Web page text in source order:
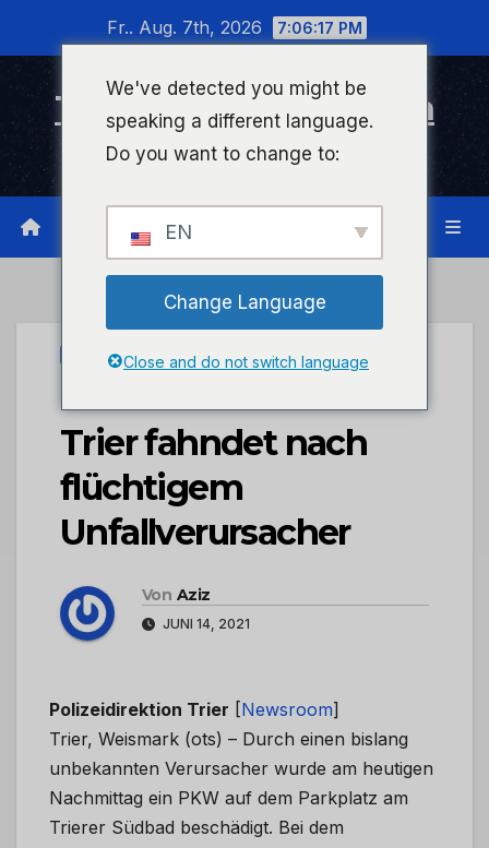
wechseln
Fr.. Aug. 7th, 2026 7:06:17 PM
Timeline Bad Kreuznach
Infonetzwerk für Bad Kreuznach
UNCATEGORIZED
POL-PDTR: Polizei
Trier fahndet nach
flüchtigem
Unfallverursacher
Von Aziz
JUNI 14, 2021
Polizeidirektion Trier [Newsroom]
Trier, Weismark (ots) – Durch einen bislang
unbekannten Verursacher wurde am heutigen
Nachmittag ein PKW auf dem Parkplatz am
Trierer Südbad beschädigt. Bei dem
We've detected you might be
speaking a different language.
Do you want to change to:
EN
Change Language
Close and do not switch language